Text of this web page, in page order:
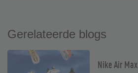
Gerelateerde blogs
Nike Air